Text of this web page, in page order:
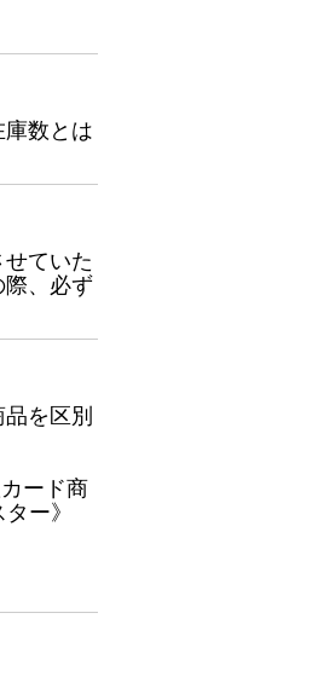
数とは
ていた
際、必ず
を区別
ード商
ー》